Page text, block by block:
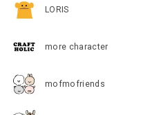
LORIS
more character
mofmofriends